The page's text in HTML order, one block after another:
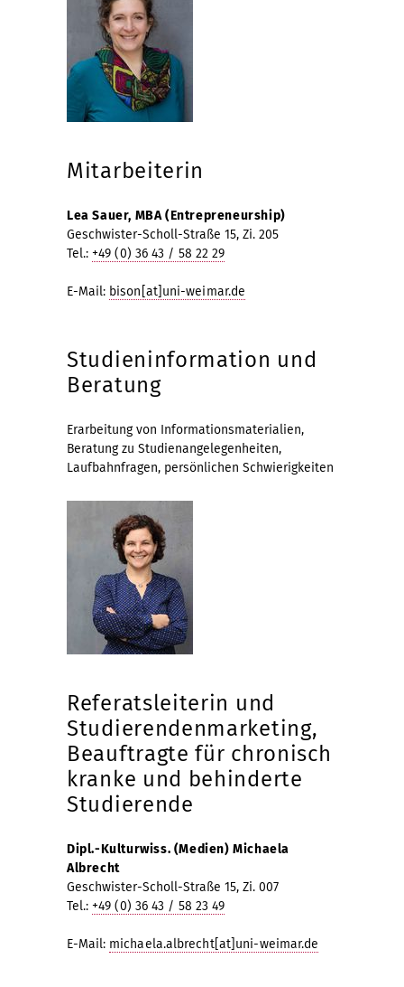
Mitarbeiterin
Lea Sauer, MBA (Entrepreneurship)
Geschwister-Scholl-Straße 15, Zi. 205
Tel.: +49 (0) 36 43 / 58 22 29
E-Mail: bison[at]uni-weimar.de
Studieninformation und
Beratung
Erarbeitung von Informationsmaterialien,
Beratung zu Studienangelegenheiten,
Laufbahnfragen, persönlichen Schwierigkeiten
Referatsleiterin und
Studierendenmarketing,
Beauftragte für chronisch
kranke und behinderte
Studierende
Dipl.-Kulturwiss. (Medien) Michaela
Albrecht
Geschwister-Scholl-Straße 15, Zi. 007
Tel.: +49 (0) 36 43 / 58 23 49
E-Mail: michaela.albrecht[at]uni-weimar.de